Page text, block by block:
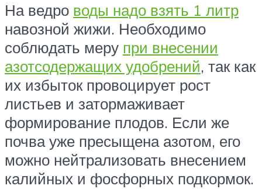
На ведро воды надо взять 1 литр
навозной жижи. Необходимо
соблюдать меру при внесении
азотсодержащих удобрений, так как
их избыток провоцирует рост
листьев и затормаживает
формирование плодов. Если же
почва уже пресыщена азотом, его
можно нейтрализовать внесением
калийных и фосфорных подкормок.